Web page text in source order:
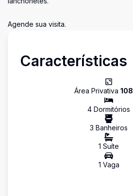
Agende sua visita.
Características
Área Privativa 108
4 Dormitórios
3 Banheiros
1 Suíte
1 Vaga